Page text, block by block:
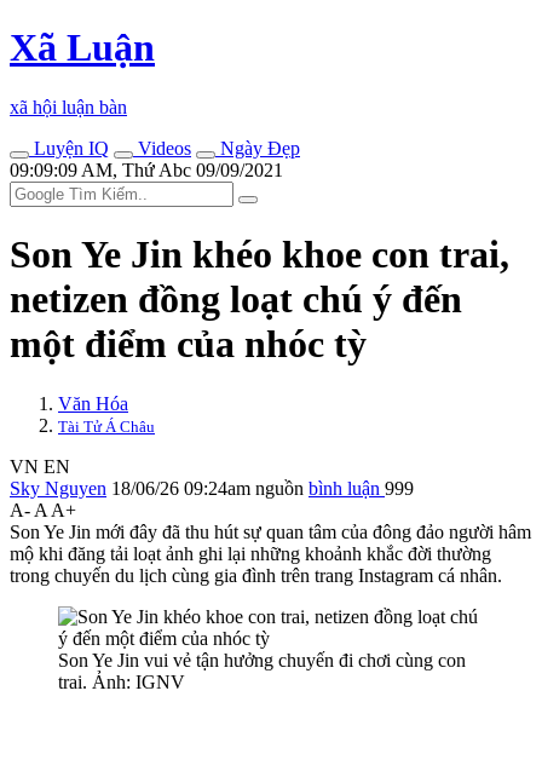
Xã Luận
xã hội luận bàn
Luyện IQ
Videos
Ngày Đẹp
09:09:09 AM, Thứ Abc 09/09/2021
Son Ye Jin khéo khoe con trai,
netizen đồng loạt chú ý đến
một điểm của nhóc tỳ
Văn Hóa
Tài Tử Á Châu
VN EN
Sky Nguyen 18/06/26 09:24am nguồn bình luận 999
A- A A+
Son Ye Jin mới đây đã thu hút sự quan tâm của đông đảo người hâm
mộ khi đăng tải loạt ảnh ghi lại những khoảnh khắc đời thường
trong chuyến du lịch cùng gia đình trên trang Instagram cá nhân.
Son Ye Jin vui vẻ tận hưởng chuyến đi chơi cùng con
trai. Ảnh: IGNV